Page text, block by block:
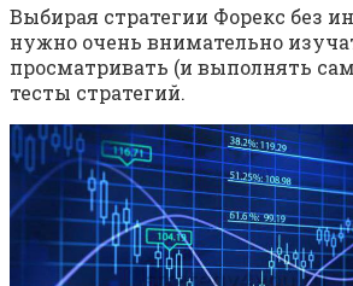
Выбирая стратегии Форекс без
нужно очень внимательно
просматривать (и выполнять
тесты стратегий.